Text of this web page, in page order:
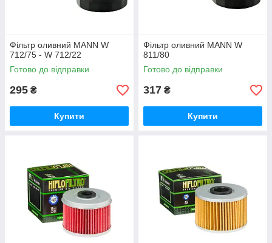
Фільтр оливний MANN W
712/75 - W 712/22
Готово до відправки
295 ₴
Купити
Фільтр оливний MANN W
811/80
Готово до відправки
317 ₴
Купити